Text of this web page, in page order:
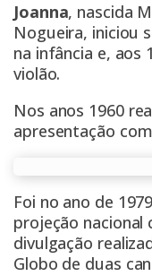
Joanna, nascida
Nogueira, iniciou
na infância e, aos
violão.
Nos anos 1960
apresentação
Foi no ano de
projeção nacional
divulgação
Globo de duas